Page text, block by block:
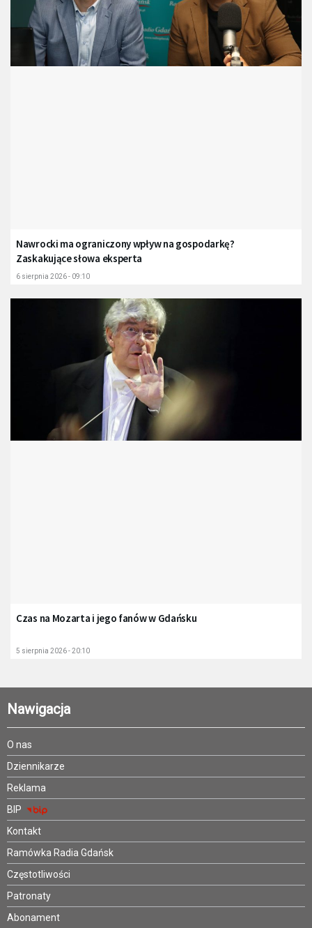
Nawrocki ma ograniczony wpływ na gospodarkę?
Zaskakujące słowa eksperta
6 sierpnia 2026 - 09:10
Czas na Mozarta i jego fanów w Gdańsku
5 sierpnia 2026 - 20:10
Nawigacja
O nas
Dziennikarze
Reklama
BIP
Kontakt
Ramówka Radia Gdańsk
Częstotliwości
Patronaty
Abonament